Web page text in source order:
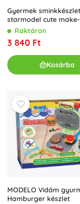
Gyermek sminkkészlet
starmodel cute
Raktáron
3 840 Ft
Kosárba
MODELO Vidám
Hamburger készlet